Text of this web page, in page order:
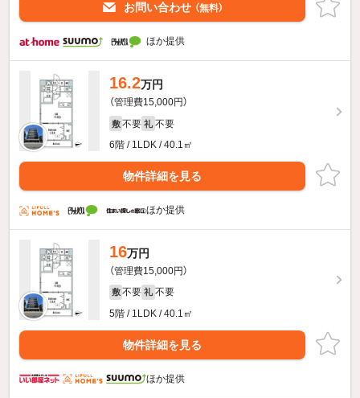
お問い合わせ （無料）
ほか提供
16.2万円
（管理費15,000円）
敷 不要 礼 不要
6階 / 1LDK / 40.1㎡
物件詳細を見る
ほか提供
16万円
（管理費15,000円）
敷 不要 礼 不要
5階 / 1LDK / 40.1㎡
物件詳細を見る
ほか提供